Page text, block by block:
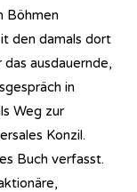
Böhmen
den damals dort
ausdauernde,
in
Weg zur
Konzil.
Buch verfasst.